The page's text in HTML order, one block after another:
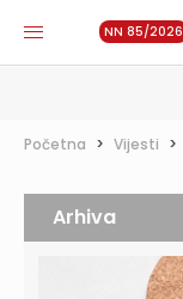
NN 85/2026
Početna > Vijesti >
Arhiva